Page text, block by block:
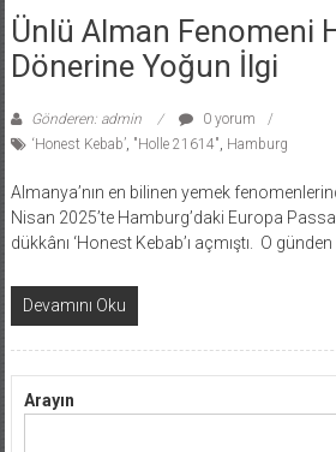
Ünlü Alman Fenomeni
Dönerine Yoğun İlgi
Gönderen: admin
0 yorum
‘Honest Kebab’, "Holle 21614" Hamburg
Almanya’nın en bilinen yemek
Nisan 2025’te Hamburg’daki Europa
dükkânı ‘Honest Kebab’ı açmıştı. O
Devamını Oku
Arayın